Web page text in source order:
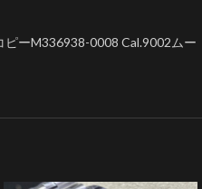
ーM336938-0008 Cal.9002ムー